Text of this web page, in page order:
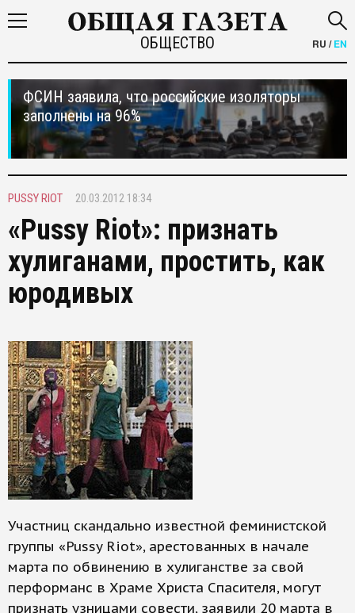
ОБЩЕСТВО RU /EN
ФСИН заявила, что российские изоляторы
заполнены на 96%
PUSSY RIOT 20.03.2012 18:34
«Pussy Riot»: признать
хулиганами, простить, как
юродивых
Участниц скандально известной феминистской
группы «Pussy Riot», арестованных в начале
марта по обвинению в хулиганстве за свой
перформанс в Храме Христа Спасителя, могут
признать узницами совести, заявили 20 марта в